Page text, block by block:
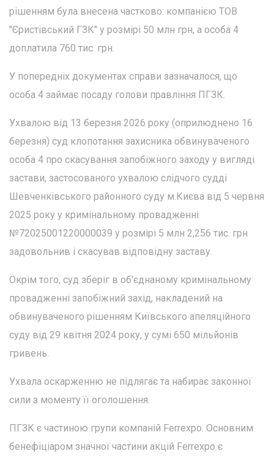
рішенням була внесена частково: компанією ТОВ
"Єристівський ГЗК" у розмірі 50 млн грн, а особа 4
доплатила 760 тис. грн.
У попередніх документах справи зазначалося, що
особа 4 займає посаду голови правління ПГЗК.
Ухвалою від 13 березня 2026 року (оприлюднено 16
березня) суд клопотання захисника обвинуваченого
особа 4 про скасування запобіжного заходу у вигляді
застави, застосованого ухвалою слідчого судді
Шевченківського районного суду м.Києва від 5 червня
2025 року у кримінальному провадженні
№72025001220000039 у розмірі 5 млн 2,256 тис. грн
задовольнив і скасував відповідну заставу.
Окрім того, суд зберіг в об'єднаному кримінальному
провадженні запобіжний захід, накладений на
обвинуваченого рішенням Київського апеляційного
суду від 29 квітня 2024 року, у сумі 650 мільйонів
гривень.
Ухвала оскарженню не підлягає та набирає законної
сили з моменту її оголошення.
ПГЗК є частиною групи компаній Ferrexpo. Основним
бенефіціаром значної частини акцій Ferrexpo є